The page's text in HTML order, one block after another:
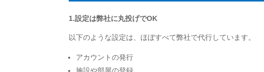
1.設定は弊社に丸投げでOK
以下のような設定は、ほぼすべて弊社で代行しています。
アカウントの発行
施設や部屋の登録